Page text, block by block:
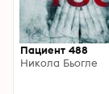
Пациент 488
Никола Бьогле